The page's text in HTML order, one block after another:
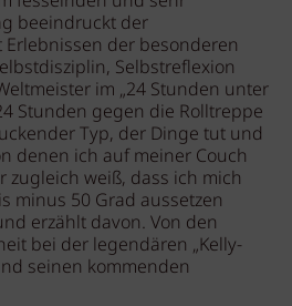
beeindruckt der
der besonderen
Selbstreflexion
im „24 Stunden unter
Stunden gegen die Rolltreppe
Typ, der Dinge tut und
denen ich auf meiner Couch
zugleich weiß, dass ich mich
minus 50 Grad aussetzen
erzählt davon. Von den
bei der legendären „Kelly-
seinen kommenden